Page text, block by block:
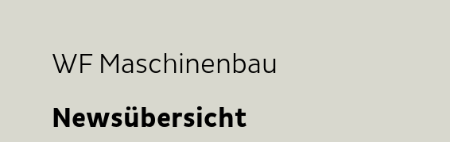
WF Maschinenbau
Newsübersicht